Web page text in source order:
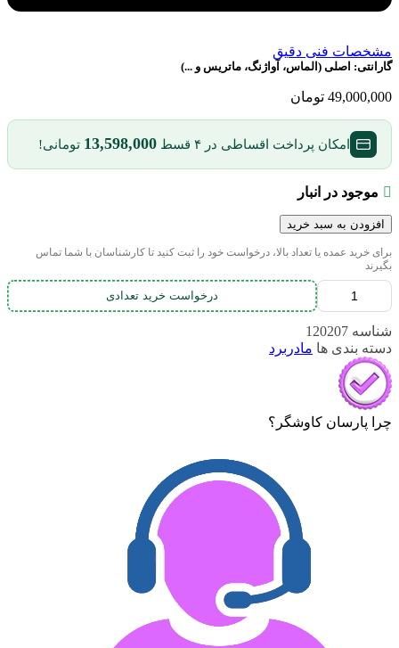
مشخصات فنی دقیق
گارانتی: اصلی (الماس، آواژنگ، ماتریس و ...)
49,000,000 تومان
امکان پرداخت اقساطی در ۴ قسط 13,598,000 تومانی!
موجود در انبار
افزودن به سبد خرید
برای خرید عمده یا تعداد بالا، درخواست خود را ثبت کنید تا کارشناسان با شما تماس
بگیرند
درخواست خرید تعدادی
شناسه 120207
دسته بندی ها مادربرد
چرا پارسان کاوشگر؟